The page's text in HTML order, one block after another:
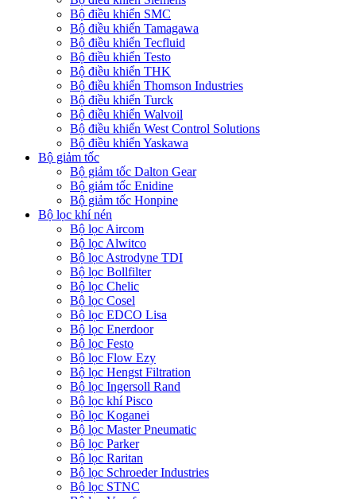
Bộ điều khiển SMC
Bộ điều khiển Tamagawa
Bộ điều khiển Tecfluid
Bộ điều khiển Testo
Bộ điều khiển THK
Bộ điều khiển Thomson Industries
Bộ điều khiển Turck
Bộ điều khiển Walvoil
Bộ điều khiển West Control Solutions
Bộ điều khiển Yaskawa
Bộ giảm tốc
Bộ giảm tốc Dalton Gear
Bộ giảm tốc Enidine
Bộ giảm tốc Honpine
Bộ lọc khí nén
Bộ lọc Aircom
Bộ lọc Alwitco
Bộ lọc Astrodyne TDI
Bộ lọc Bollfilter
Bộ lọc Chelic
Bộ lọc Cosel
Bộ lọc EDCO Lisa
Bộ lọc Enerdoor
Bộ lọc Festo
Bộ lọc Flow Ezy
Bộ lọc Hengst Filtration
Bộ lọc Ingersoll Rand
Bộ lọc khí Pisco
Bộ lọc Koganei
Bộ lọc Master Pneumatic
Bộ lọc Parker
Bộ lọc Raritan
Bộ lọc Schroeder Industries
Bộ lọc STNC